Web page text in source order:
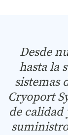
Desde
hasta la
sistemas
Cryoport
de calidad